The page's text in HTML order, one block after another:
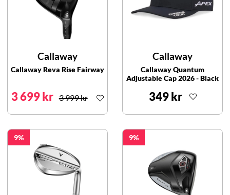
Callaway
Callaway Reva Rise Fairway
3 699 kr 3 999 kr
Callaway
Callaway Quantum
Adjustable Cap 2026 - Black
349 kr
9 9